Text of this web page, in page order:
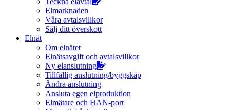
Elmarknaden
Våra avtalsvillkor
Sälj ditt överskott
Elnät
Om elnätet
Elnätsavgift och avtalsvillkor
Ny elanslutning
Tillfällig anslutning/byggskåp
Ändra anslutning
Ansluta egen elproduktion
Elmätare och HAN-port